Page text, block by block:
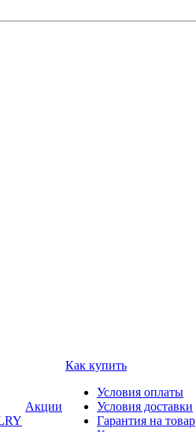
Акции
Как купить
Условия оплаты
Условия доставки
Гарантия на товар